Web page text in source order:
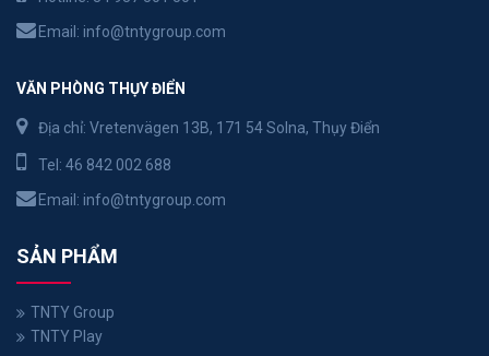
Email: info@tntygroup.com
VĂN PHÒNG THỤY ĐIỂN
Địa chỉ: Vretenvägen 13B, 171 54 Solna, Thụy Điển
Tel: 46 842 002 688
Email: info@tntygroup.com
SẢN PHẨM
TNTY Group
TNTY Play